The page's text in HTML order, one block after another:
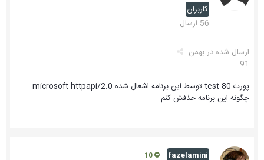
کاربران
56 ارسال
ارسال شده دربهمن
91
پورت test 80 توسط این برنامه اشغال شده microsoft-httpapi/2.0
چگونه این برنامه حذفش کنم
fazelamini